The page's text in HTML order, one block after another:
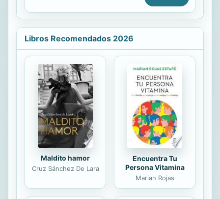
en colores actuales, quedan bien en
interiores modernos así ...
Libros Recomendados 2026
Maldito hamor
Cruz Sánchez De Lara
Encuentra Tu
Persona Vitamina
Marian Rojas